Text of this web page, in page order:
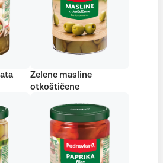
Zelene masline
otkoštičene